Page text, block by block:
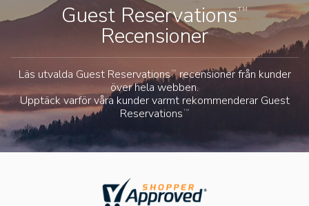
Guest ReservationsTM
Recensioner
Läs utvalda Guest Reservations TM recensioner från kunder
över hela webben.
Upptäck varför våra kunder varmt rekommenderar Guest
Reservations TM